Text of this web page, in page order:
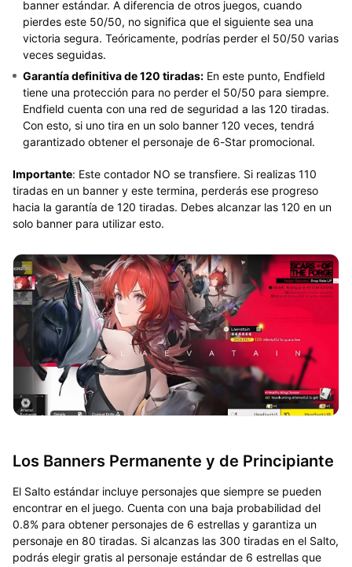
banner estándar. A diferencia de otros juegos, cuando
pierdes este 50/50, no significa que el siguiente sea una
victoria segura. Teóricamente, podrías perder el 50/50 varias
veces seguidas.
Garantía definitiva de 120 tiradas:En este punto, Endfield
tiene una protección para no perder el 50/50 para siempre.
Endfield cuenta con una red de seguridad a las 120 tiradas.
Con esto, si uno tira en un solo banner 120 veces, tendrá
garantizado obtener el personaje de 6-Star promocional.
Importante: Este contador NO se transfiere. Si realizas 110
tiradas en un banner y este termina, perderás ese progreso
hacia la garantía de 120 tiradas. Debes alcanzar las 120 en un
solo banner para utilizar esto.
Los Banners Permanente y de Principiante
El Salto estándar incluye personajes que siempre se pueden
encontrar en el juego. Cuenta con una baja probabilidad del
0.8% para obtener personajes de 6 estrellas y garantiza un
personaje en 80 tiradas. Si alcanzas las 300 tiradas en el Salto,
podrás elegir gratis al personaje estándar de 6 estrellas que